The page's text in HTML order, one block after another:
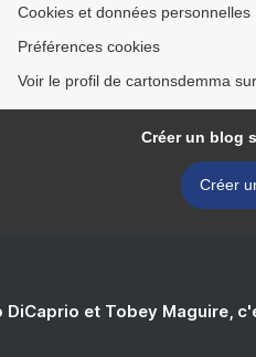
Cookies et données personnelles
Préférences cookies
Voir le profil de cartonsdemma
Créer un blog
Créer
DiCaprio et Tobey Maguire,